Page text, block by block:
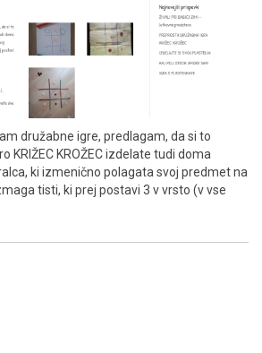
družabne igre, predlagam, da si to
KRIŽEC KROŽEC izdelate tudi doma
ki izmenično polagata svoj predmet na
tisti, ki prej postavi 3 v vrsto (v vse